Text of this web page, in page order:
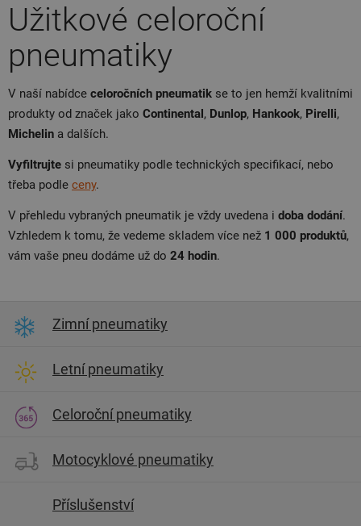
Užitkové celoroční
pneumatiky
V naší nabídce celoročních pneumatik se to jen hemží kvalitními
produkty od značek jako Continental, Dunlop, Hankook, Pirelli,
Michelin a dalších.
Vyfiltrujte si pneumatiky podle technických specifikací, nebo
třeba podle ceny.
V přehledu vybraných pneumatik je vždy uvedena i doba dodání.
Vzhledem k tomu, že vedeme skladem více než 1 000 produktů,
vám vaše pneu dodáme už do 24 hodin.
Zimní pneumatiky
Letní pneumatiky
Celoroční pneumatiky
Motocyklové pneumatiky
Příslušenství